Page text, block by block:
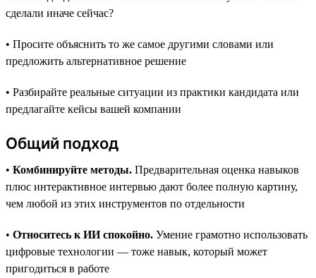
сделали иначе сейчас?
• Просите объяснить то же самое другими словами или
предложить альтернативное решение
• Разбирайте реальные ситуации из практики кандидата или
предлагайте кейсы вашей компании
Общий подход
• Комбинируйте методы. Предварительная оценка навыков
плюс интерактивное интервью дают более полную картину,
чем любой из этих инструментов по отдельности
• Относитесь к ИИ спокойно. Умение грамотно использовать
цифровые технологии — тоже навык, который может
пригодиться в работе